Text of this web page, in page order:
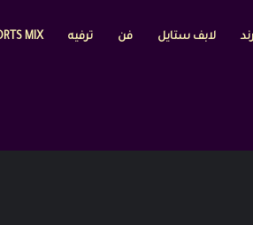
لابف ستايل فن ترفيه MIX